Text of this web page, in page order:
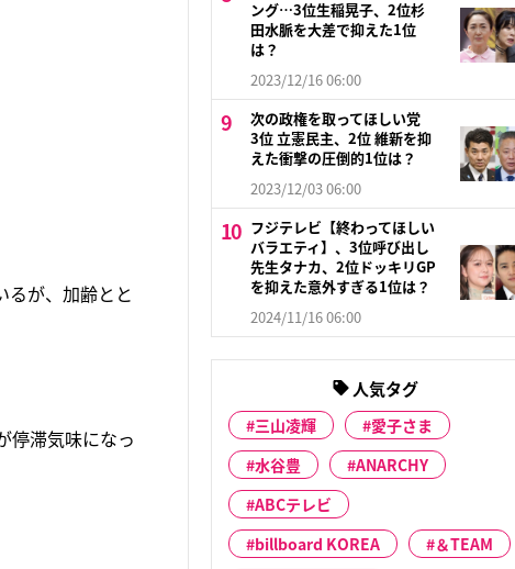
るが、加齢とと
停滞気味になっ
ング…3位生稲晃子、2位杉
田水脈を大差で抑えた1位
は？
2023/12/16 06:00
次の政権を取ってほしい党
3位 立憲民主、2位 維新を抑
えた衝撃の圧倒的1位は？
2023/12/03 06:00
フジテレビ【終わってほしい
バラエティ】、3位呼び出し
先生タナカ、2位ドッキリGP
を抑えた意外すぎる1位は？
2024/11/16 06:00
人気タグ
三山凌輝
愛子さま
水谷豊
ANARCHY
ABCテレビ
billboard KOREA
＆TEAM